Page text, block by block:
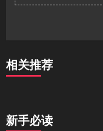
相关推荐
新手必读